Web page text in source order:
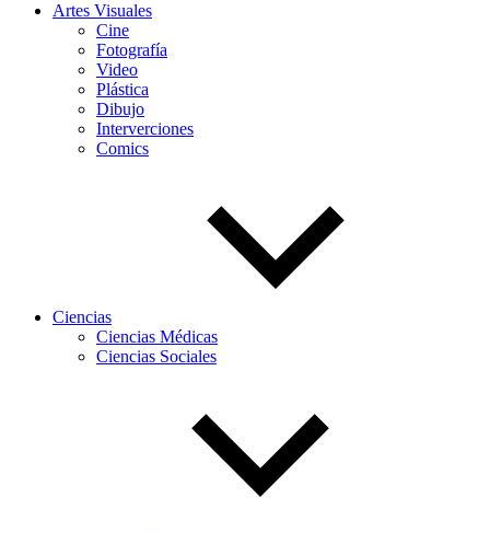
Artes Visuales
Cine
Fotografía
Video
Plástica
Dibujo
Interverciones
Comics
Ciencias
Ciencias Médicas
Ciencias Sociales